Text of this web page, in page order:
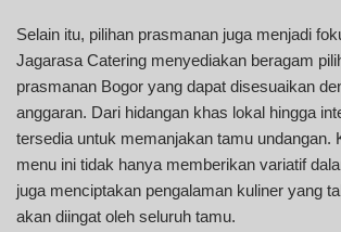
Selain itu, pilihan prasmanan juga menjadi
Jagarasa Catering menyediakan beragam
prasmanan Bogor yang dapat disesuaikan
anggaran. Dari hidangan khas lokal hingga
tersedia untuk memanjakan tamu undangan.
menu ini tidak hanya memberikan variatif
juga menciptakan pengalaman kuliner yang
akan diingat oleh seluruh tamu.